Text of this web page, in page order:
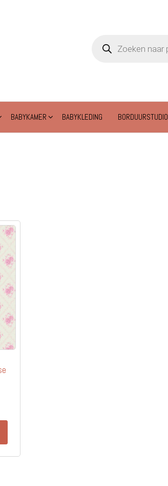
zoeken
BABYKAMER BABYKLEDING BORDUURSTUDIO